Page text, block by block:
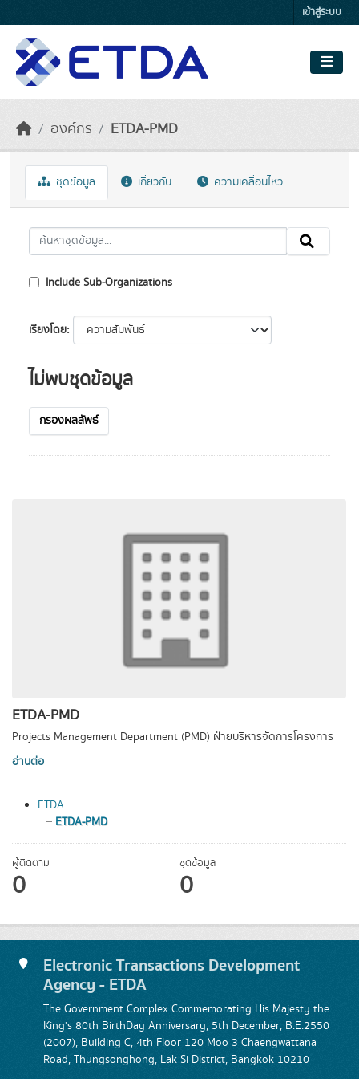
เข้าสู่ระบบ
องค์กร ETDA-PMD
ETDA-PMD
Projects Management Department (PMD) ฝ่ายบริหารจัดการโครงการ
อ่านต่อ
ETDA
ETDA-PMD
ผู้ติดตาม
0
ชุดข้อมูล
0
ชุดข้อมูล เกี่ยวกับ ความเคลื่อนไหว
Include Sub-Organizations
เรียงโดย
ไม่พบชุดข้อมูล
กรองผลลัพธ์
Electronic Transactions Development
Agency - ETDA
The Government Complex Commemorating His Majesty the
King's 80th BirthDay Anniversary, 5th December, B.E.2550
(2007), Building C, 4th Floor 120 Moo 3 Chaengwattana
Road, Thungsonghong, Lak Si District, Bangkok 10210